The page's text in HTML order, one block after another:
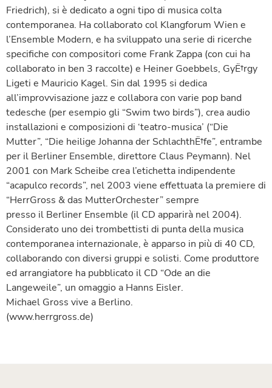
Friedrich), si è dedicato a ogni tipo di musica colta
contemporanea. Ha collaborato col Klangforum Wien e
l’Ensemble Modern, e ha sviluppato una serie di ricerche
specifiche con compositori come Frank Zappa (con cui ha
collaborato in ben 3 raccolte) e Heiner Goebbels, GyË†rgy
Ligeti e Mauricio Kagel. Sin dal 1995 si dedica
all’improvvisazione jazz e collabora con varie pop band
tedesche (per esempio gli “Swim two birds”), crea audio
installazioni e composizioni di ‘teatro-musica’ (“Die
Mutter”, “Die heilige Johanna der SchlachthË†fe”, entrambe
per il Berliner Ensemble, direttore Claus Peymann). Nel
2001 con Mark Scheibe crea l’etichetta indipendente
“acapulco records”, nel 2003 viene effettuata la premiere di
“HerrGross & das MutterOrchester” sempre
presso il Berliner Ensemble (il CD apparirà nel 2004).
Considerato uno dei trombettisti di punta della musica
contemporanea internazionale, è apparso in più di 40 CD,
collaborando con diversi gruppi e solisti. Come produttore
ed arrangiatore ha pubblicato il CD “Ode an die
Langeweile”, un omaggio a Hanns Eisler.
Michael Gross vive a Berlino.
(www.herrgross.de)